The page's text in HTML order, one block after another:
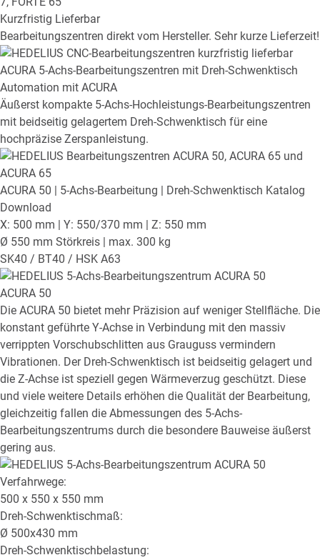
Kurzfristig Lieferbar
Bearbeitungszentren direkt vom Hersteller. Sehr kurze Lieferzeit!
ACURA 5-Achs-Bearbeitungszentren mit Dreh-Schwenktisch
Automation mit ACURA
Äußerst kompakte 5-Achs-Hochleistungs-Bearbeitungszentren
mit beidseitig gelagertem Dreh-Schwenktisch für eine
hochpräzise Zerspanleistung.
ACURA 50 | 5-Achs-Bearbeitung | Dreh-Schwenktisch Katalog
Download
X: 500 mm | Y: 550/370 mm | Z: 550 mm
Ø 550 mm Störkreis | max. 300 kg
SK40 / BT40 / HSK A63
ACURA 50
Die ACURA 50 bietet mehr Präzision auf weniger Stellfläche. Die
konstant geführte Y-Achse in Verbindung mit den massiv
verrippten Vorschubschlitten aus Grauguss vermindern
Vibrationen. Der Dreh-Schwenktisch ist beidseitig gelagert und
die Z-Achse ist speziell gegen Wärmeverzug geschützt. Diese
und viele weitere Details erhöhen die Qualität der Bearbeitung,
gleichzeitig fallen die Abmessungen des 5-Achs-
Bearbeitungszentrums durch die besondere Bauweise äußerst
gering aus.
Verfahrwege:
500 x 550 x 550 mm
Dreh-Schwenktischmaß:
Ø 500x430 mm
Dreh-Schwenktischbelastung: